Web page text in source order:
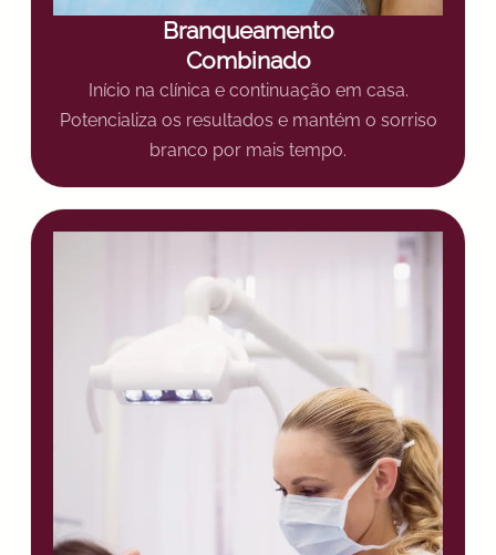
Branqueamento
Combinado
Início na clínica e continuação em casa.
Potencializa os resultados e mantém o sorriso
branco por mais tempo.